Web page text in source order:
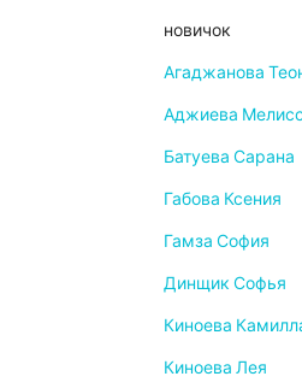
новичок
Агаджанова
Аджиева
Батуева Сарана
Габова Ксения
Гамза София
Динщик Софья
Киноева
Киноева Лея